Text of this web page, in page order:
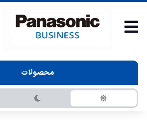
محصولات